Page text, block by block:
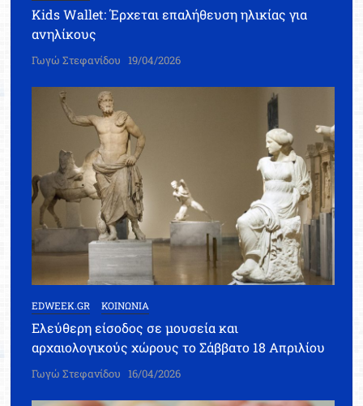
Kids Wallet: Έρχεται επαλήθευση ηλικίας για
ανηλίκους
Γωγώ Στεφανίδου 19/04/2026
EDWEEK.GR ΚΟΙΝΩΝΙΑ
Ελεύθερη είσοδος σε μουσεία και
αρχαιολογικούς χώρους το Σάββατο 18 Απριλίου
Γωγώ Στεφανίδου 16/04/2026